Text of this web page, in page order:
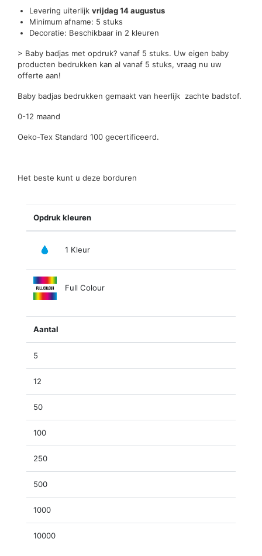
Levering uiterlijk vrijdag 14 augustus
Minimum afname: 5 stuks
Decoratie: Beschikbaar in 2 kleuren
> Baby badjas met opdruk? vanaf 5 stuks. Uw eigen baby
producten bedrukken kan al vanaf 5 stuks, vraag nu uw
offerte aan!
Baby badjas bedrukken gemaakt van heerlijk zachte badstof.
0-12 maand
Oeko-Tex Standard 100 gecertificeerd.
Het beste kunt u deze borduren
Opdruk kleuren
1 Kleur
Full Colour
Aantal
5
12
50
100
250
500
1000
10000